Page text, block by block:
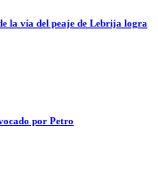
la vía del peaje de Lebrija logra
por Petro